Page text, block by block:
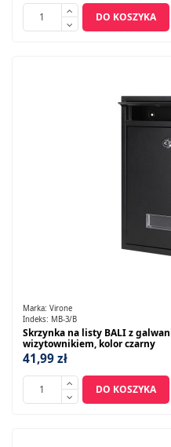
DO KOSZYKA
Marka: Virone
Indeks: MB-3/B
Skrzynka na listy BALI z
wizytownikiem, kolor czarny
41,99 zł
DO KOSZYKA